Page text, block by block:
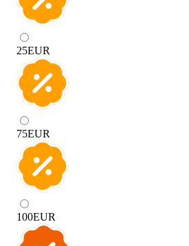
25EUR
75EUR
100EUR